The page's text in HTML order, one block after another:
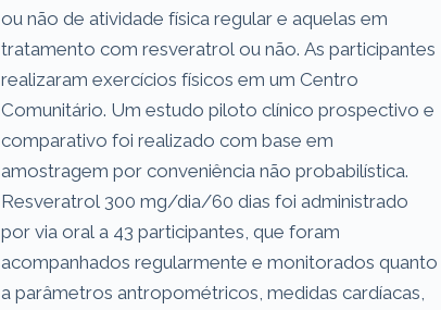
ou não de atividade física regular e aquelas em
tratamento com resveratrol ou não. As participantes
realizaram exercícios físicos em um Centro
Comunitário. Um estudo piloto clínico prospectivo e
comparativo foi realizado com base em
amostragem por conveniência não probabilística.
Resveratrol 300 mg/dia/60 dias foi administrado
por via oral a 43 participantes, que foram
acompanhados regularmente e monitorados quanto
a parâmetros antropométricos, medidas cardíacas,